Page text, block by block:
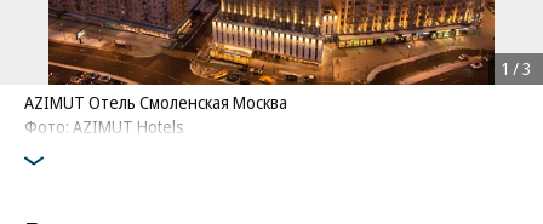
AZIMUT Отель Смоленская Москва
Фото: AZIMUT Hotels
1 /3